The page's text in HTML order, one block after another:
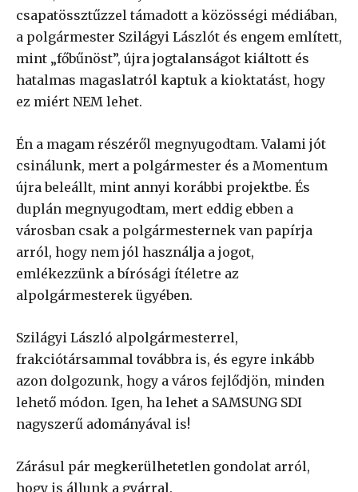
csapatössztűzzel támadott a közösségi médiában,
a polgármester Szilágyi Lászlót és engem említett,
mint „főbűnöst”, újra jogtalanságot kiáltott és
hatalmas magaslatról kaptuk a kioktatást, hogy
ez miért NEM lehet.
Én a magam részéről megnyugodtam. Valami jót
csinálunk, mert a polgármester és a Momentum
újra beleállt, mint annyi korábbi projektbe. És
duplán megnyugodtam, mert eddig ebben a
városban csak a polgármesternek van papírja
arról, hogy nem jól használja a jogot,
emlékezzünk a bírósági ítéletre az
alpolgármesterek ügyében.
Szilágyi László alpolgármesterrel,
frakciótársammal továbbra is, és egyre inkább
azon dolgozunk, hogy a város fejlődjön, minden
lehető módon. Igen, ha lehet a SAMSUNG SDI
nagyszerű adományával is!
Zárásul pár megkerülhetetlen gondolat arról,
hogy is állunk a gyárral.